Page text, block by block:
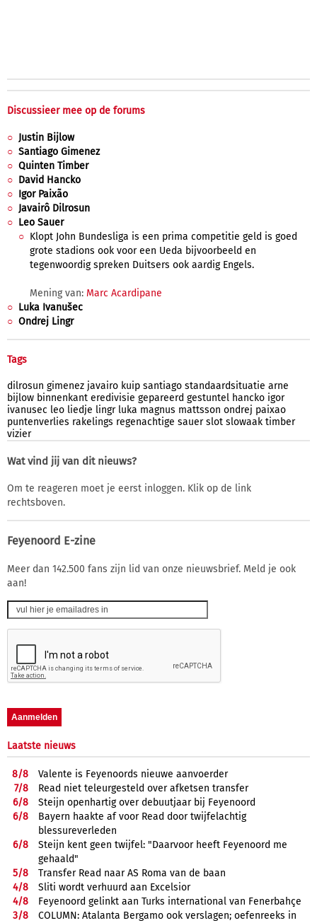
Discussieer mee op de forums
Justin Bijlow
Santiago Gimenez
Quinten Timber
David Hancko
Igor Paixão
Javairô Dilrosun
Leo Sauer
Klopt John Bundesliga is een prima competitie geld is goed
grote stadions ook voor een Ueda bijvoorbeeld en
tegenwoordig spreken Duitsers ook aardig Engels.
Mening van: Marc Acardipane
Luka Ivanušec
Ondrej Lingr
Tags
dilrosun gimenez javairo kuip santiago standaardsituatie arne
bijlow binnenkant eredivisie gepareerd gestuntel hancko igor
ivanusec leo liedje lingr luka magnus mattsson ondrej paixao
puntenverlies rakelings regenachtige sauer slot slowaak timber
vizier
Wat vind jij van dit nieuws?
Om te reageren moet je eerst inloggen. Klik op de link
rechtsboven.
Feyenoord E-zine
Meer dan 142.500 fans zijn lid van onze nieuwsbrief. Meld je ook
aan!
Laatste nieuws
8/8
Valente is Feyenoords nieuwe aanvoerder
7/8
Read niet teleurgesteld over afketsen transfer
6/8
Steijn openhartig over debuutjaar bij Feyenoord
6/8
Bayern haakte af voor Read door twijfelachtig
blessureverleden
6/8
Steijn kent geen twijfel: "Daarvoor heeft Feyenoord me
gehaald"
5/8
Transfer Read naar AS Roma van de baan
4/8
Sliti wordt verhuurd aan Excelsior
4/8
Feyenoord gelinkt aan Turks international van Fenerbahçe
3/8
COLUMN: Atalanta Bergamo ook verslagen; oefenreeks in